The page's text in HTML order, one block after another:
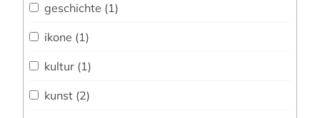
geschichte (1)
ikone (1)
kultur (1)
kunst (2)